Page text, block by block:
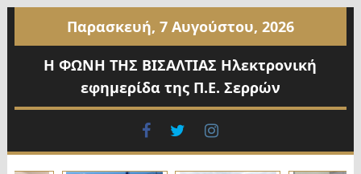
περιεχόμενο
Παρασκευή, 7 Αυγούστου, 2026
Η ΦΩΝΗ ΤΗΣ ΒΙΣΑΛΤΙΑΣ Ηλεκτρονική
εφημερίδα της Π.Ε. Σερρών
facebook
twitter